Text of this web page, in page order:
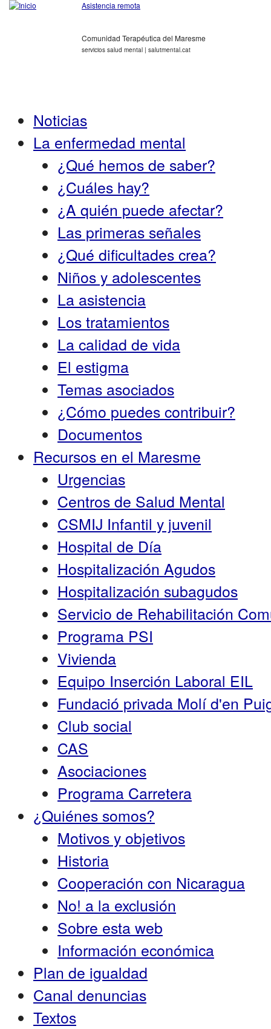
Asistencia remota
Comunidad Terapéutica del Maresme
servicios salud mental | salutmental.cat
Noticias
La enfermedad mental
¿Qué hemos de saber?
¿Cuáles hay?
¿A quién puede afectar?
Las primeras señales
¿Qué dificultades crea?
Niños y adolescentes
La asistencia
Los tratamientos
La calidad de vida
El estigma
Temas asociados
¿Cómo puedes contribuir?
Documentos
Recursos en el Maresme
Urgencias
Centros de Salud Mental
CSMIJ Infantil y juvenil
Hospital de Día
Hospitalización Agudos
Hospitalización subagudos
Servicio de Rehabilitación
Programa PSI
Vivienda
Equipo Inserción Laboral EIL
Fundació privada Molí d'en
Club social
CAS
Asociaciones
Programa Carretera
¿Quiénes somos?
Motivos y objetivos
Historia
Cooperación con Nicaragua
No! a la exclusión
Sobre esta web
Información económica
Plan de igualdad
Canal denuncias
Textos